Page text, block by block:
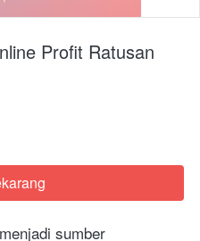
Profit Ratusan